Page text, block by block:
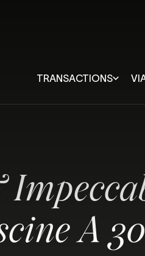
TRANSACTIONS
Pays Bigouden
Concarneau et sa
Châteaulin et sa
Quimperlé et sa
Audierne et sa
A